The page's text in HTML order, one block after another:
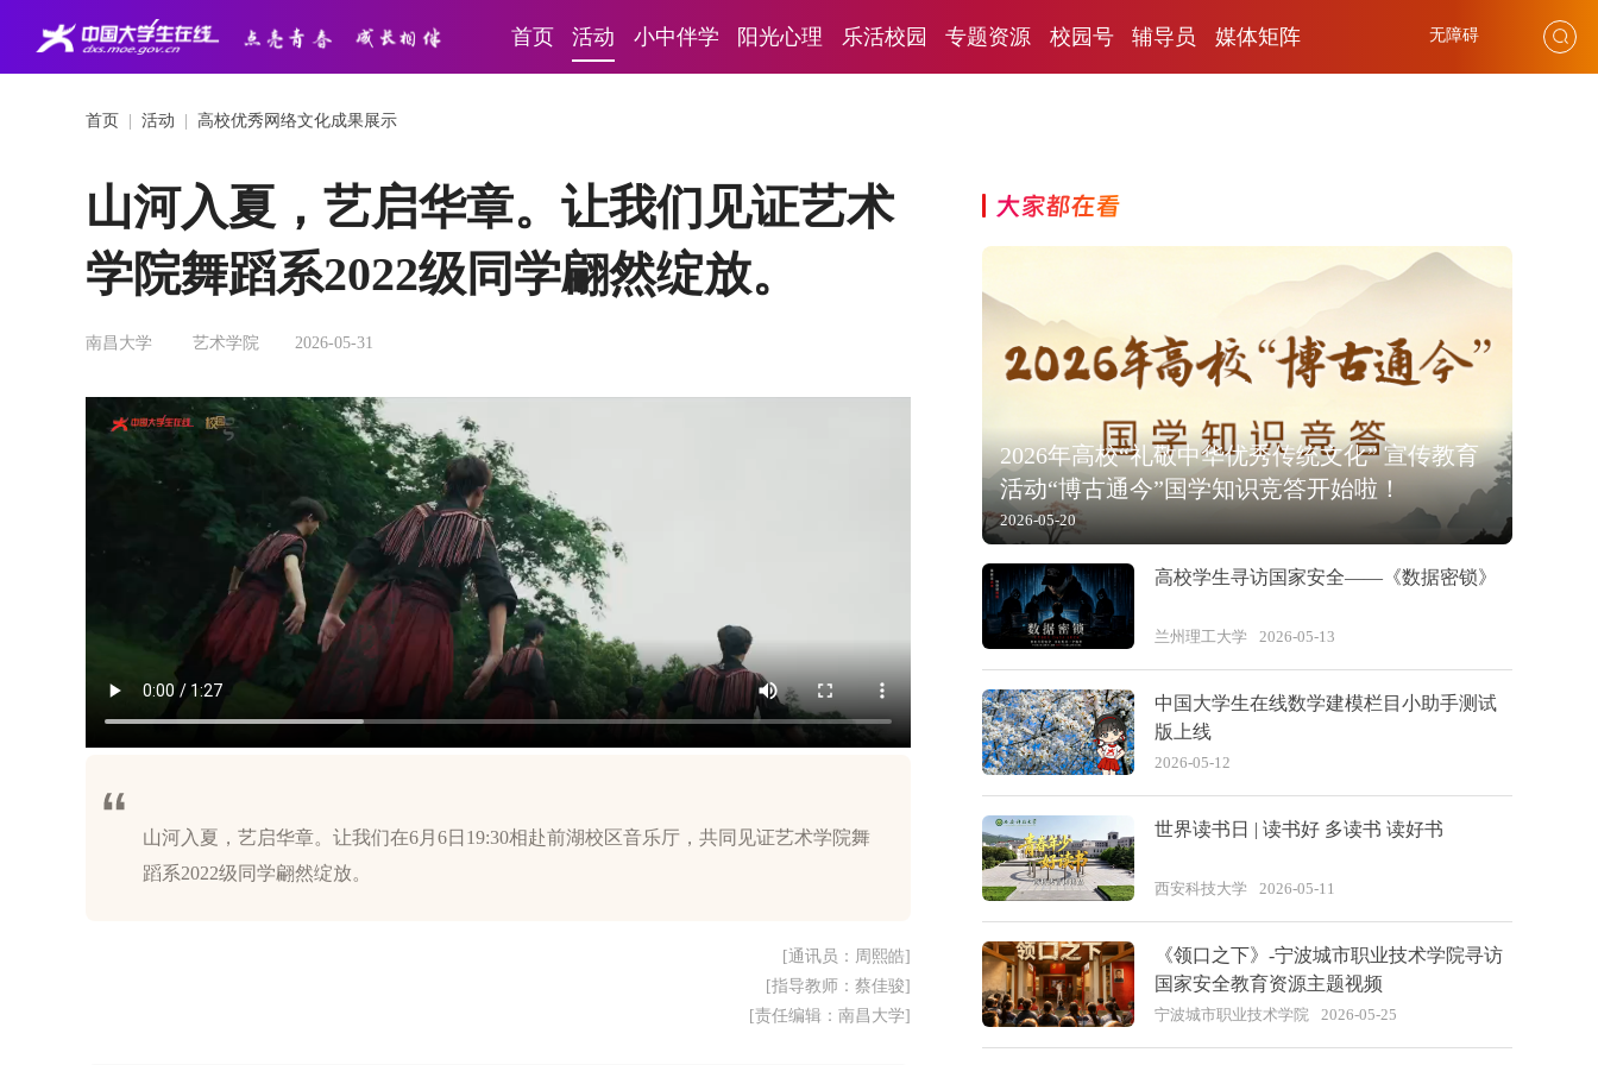
首页 活动 小中伴学 阳光心理 乐活校园 专题资源 校园号 辅导员 媒体矩阵 无障碍
首页 活动 高校优秀网络文化成果展示
山河入夏，艺启华章。让我们见证艺术
学院舞蹈系2022级同学翩然绽放。
南昌大学 艺术学院 2026-05-31
山河入夏，艺启华章。让我们在6月6日19:30相赴前湖校区音乐厅，共同见证艺术学院舞
[通讯员：周熙皓]
[指导教师：蔡佳骏]
[责任编辑：南昌大学]
大家都在看
2026年高校“礼敬中华优秀传统文化” 宣传教育
活动“博古通今”国学知识竞答开始啦！
2026-05-20
高校学生寻访国家安全——《数据密锁》
兰州理工大学 2026-05-13
中国大学生在线数学建模栏目小助手测试
版上线
2026-05-12
世界读书日 | 读书好 多读书 读好书
西安科技大学 2026-05-11
《领口之下》-宁波城市职业技术学院寻访
国家安全教育资源主题视频
宁波城市职业技术学院 2026-05-25